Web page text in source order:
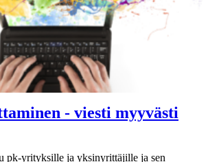
- viesti myyvästi
pk-yrityksille ja yksinyrittäjille ja sen